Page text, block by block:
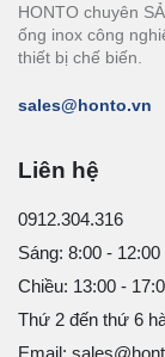
HONTO chuyên
ống inox công
thiết bị chế biến.
sales@honto.vn
Liên hệ
0912.304.316
Sáng: 8:00 - 12:00
Chiều: 13:00 -
Thứ 2 đến thứ 6
Email: